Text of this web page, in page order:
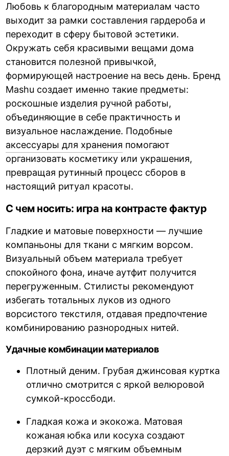
Любовь к благородным материалам часто
выходит за рамки составления гардероба и
переходит в сферу бытовой эстетики.
Окружать себя красивыми вещами дома
становится полезной привычкой,
формирующей настроение на весь день. Бренд
Mashu создает именно такие предметы:
роскошные изделия ручной работы,
объединяющие в себе практичность и
визуальное наслаждение. Подобные
аксессуары для хранения помогают
организовать косметику или украшения,
превращая рутинный процесс сборов в
настоящий ритуал красоты.
С чем носить: игра на контрасте фактур
Гладкие и матовые поверхности — лучшие
компаньоны для ткани с мягким ворсом.
Визуальный объем материала требует
спокойного фона, иначе аутфит получится
перегруженным. Стилисты рекомендуют
избегать тотальных луков из одного
ворсистого текстиля, отдавая предпочтение
комбинированию разнородных нитей.
Удачные комбинации материалов
Плотный деним. Грубая джинсовая куртка
отлично смотрится с яркой велюровой
сумкой-кроссбоди.
Гладкая кожа и экокожа. Матовая
кожаная юбка или косуха создают
дерзкий дуэт с мягким объемным